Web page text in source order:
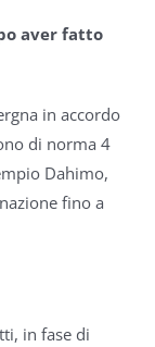
aver fatto
in accordo
di norma 4
Dahimo,
fino a
in fase di